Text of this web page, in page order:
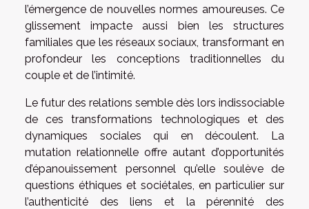
l’émergence de nouvelles normes amoureuses. Ce
glissement impacte aussi bien les structures
familiales que les réseaux sociaux, transformant en
profondeur les conceptions traditionnelles du
couple et de l’intimité.
Le futur des relations semble dès lors indissociable
de ces transformations technologiques et des
dynamiques sociales qui en découlent. La
mutation relationnelle offre autant d’opportunités
d’épanouissement personnel qu’elle soulève de
questions éthiques et sociétales, en particulier sur
l’authenticité des liens et la pérennité des